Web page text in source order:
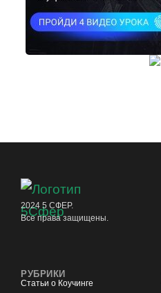
2024 5 СФЕР.
Все права защищены.
РУБРИКИ
Статьи о Коучинге